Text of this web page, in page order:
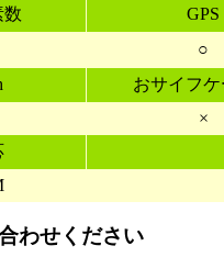
数
GPS
○
おサイフケ
×
わせください